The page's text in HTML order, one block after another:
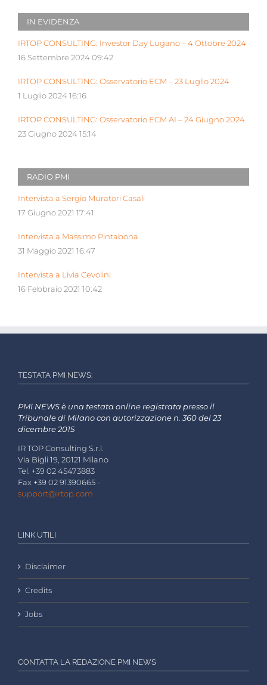
IN EVIDENZA
IRTOP CONSULTING: Investor Day Lugano – 4 Ottobre 2024
16 Settembre 2024 09:42
IRTOP CONSULTING: Osservatorio ECM – 23 Luglio 2024
1 Luglio 2024 16:16
IRTOP CONSULTING: Osservatorio ECM AI – 24 Giugno 2024
23 Giugno 2024 15:14
RADIO PMI
Intervista a Sergio Muratori Casali
17 Giugno 2021 17:41
Intervista a Massimo Pintabona
31 Maggio 2021 16:47
Intervista a Livia Cevolini
16 Febbraio 2021 10:42
TESTATA PMI NEWS:
PMI NEWS è una testata online registrata presso il
Tribunale di Milano con autorizzazione n. 360 del 23
dicembre 2015
IR TOP Consulting S.r.l.
Via Bigli 19, 20121 Milano
Tel. +39 02 45473883
Fax +39 02 91390665 -
support@irtop.com
LINK UTILI
Disclaimer
Credits
Jobs
CONTATTA LA REDAZIONE PMI NEWS